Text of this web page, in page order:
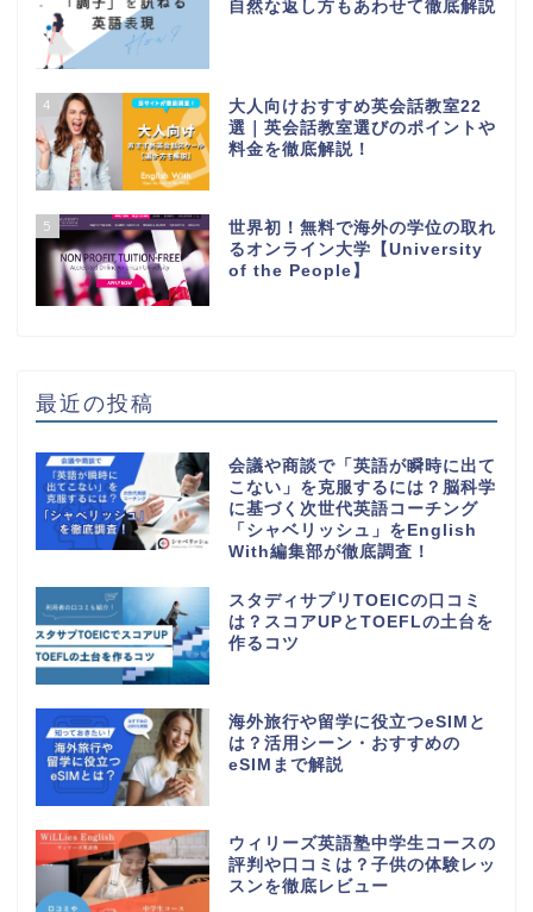
自然な返し方もあわせて徹底解説
4
大人向けおすすめ英会話教室22
選｜英会話教室選びのポイントや
料金を徹底解説！
5
世界初！無料で海外の学位の取れ
るオンライン大学【University
of the People】
最近の投稿
会議や商談で「英語が瞬時に出て
こない」を克服するには？脳科学
に基づく次世代英語コーチング
「シャベリッシュ」をEnglish
With編集部が徹底調査！
スタディサプリTOEICの口コミ
は？スコアUPとTOEFLの土台を
作るコツ
海外旅行や留学に役立つeSIMと
は？活用シーン・おすすめの
eSIMまで解説
ウィリーズ英語塾中学生コースの
評判や口コミは？子供の体験レッ
スンを徹底レビュー